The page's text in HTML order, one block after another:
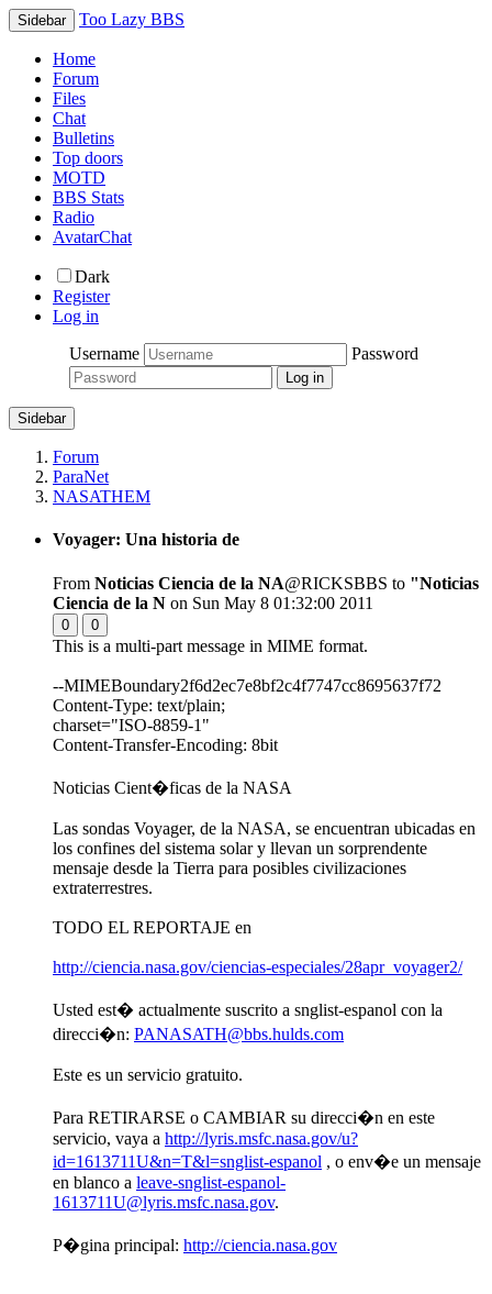
Sidebar Too Lazy BBS
Home
Forum
Files
Chat
Bulletins
Top doors
MOTD
BBS Stats
Radio
AvatarChat
Dark
Register
Log in
Username
Password
Sidebar
Forum
ParaNet
NASATHEM
Voyager: Una historia de
From Noticias Ciencia de la NA@RICKSBBS to "Noticias
Ciencia de la N on Sun May 8 01:32:00 2011
0 0
This is a multi-part message in MIME format.
--MIMEBoundary2f6d2ec7e8bf2c4f7747cc8695637f72
Content-Type: text/plain;
charset="ISO-8859-1"
Content-Transfer-Encoding: 8bit
Noticias Cient�ficas de la NASA
Las sondas Voyager, de la NASA, se encuentran ubicadas en
los confines del sistema solar y llevan un sorprendente
mensaje desde la Tierra para posibles civilizaciones
extraterrestres.
TODO EL REPORTAJE en
http://ciencia.nasa.gov/ciencias-especiales/28apr_voyager2/
Usted est� actualmente suscrito a snglist-espanol con la
direcci�n: PANASATH@bbs.hulds.com
Este es un servicio gratuito.
Para RETIRARSE o CAMBIAR su direcci�n en este
servicio, vaya a http://lyris.msfc.nasa.gov/u?
id=1613711U&n=T&l=snglist-espanol , o env�e un mensaje
en blanco a leave-snglist-espanol-
1613711U@lyris.msfc.nasa.gov.
P�gina principal: http://ciencia.nasa.gov